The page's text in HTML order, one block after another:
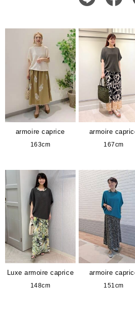
armoire caprice
163cm
armoire
167cm
Luxe armoire caprice
148cm
armoire
151cm